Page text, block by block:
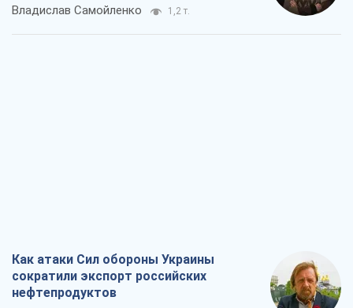
Владислав Самойленко 1,2 т.
Как атаки Сил обороны Украины
сократили экспорт российских
нефтепродуктов